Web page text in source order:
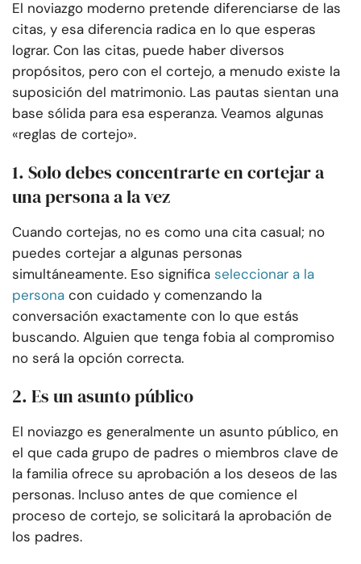
El noviazgo moderno pretende diferenciarse de las
citas, y esa diferencia radica en lo que esperas
lograr. Con las citas, puede haber diversos
propósitos, pero con el cortejo, a menudo existe la
suposición del matrimonio. Las pautas sientan una
base sólida para esa esperanza. Veamos algunas
«reglas de cortejo».
1. Solo debes concentrarte en cortejar a
una persona a la vez
Cuando cortejas, no es como una cita casual; no
puedes cortejar a algunas personas
simultáneamente. Eso significa seleccionar a la
persona con cuidado y comenzando la
conversación exactamente con lo que estás
buscando. Alguien que tenga fobia al compromiso
no será la opción correcta.
2. Es un asunto público
El noviazgo es generalmente un asunto público, en
el que cada grupo de padres o miembros clave de
la familia ofrece su aprobación a los deseos de las
personas. Incluso antes de que comience el
proceso de cortejo, se solicitará la aprobación de
los padres.